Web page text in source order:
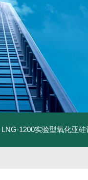
LNG-1200实验型氧化亚硅